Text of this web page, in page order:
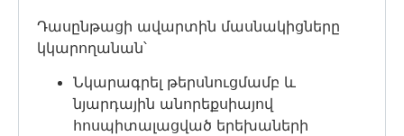
Դասընթացի ավարտին մասնակիցները
կկարողանան՝
Նկարագրել թերսնուցմամբ և
նյարդային անորեքսիայով
հոսպիտալացված երեխաների